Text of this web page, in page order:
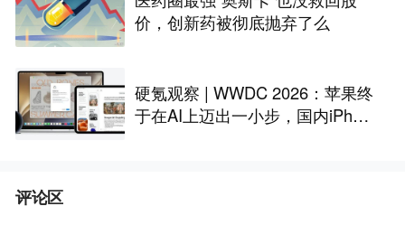
价，创新药被彻底抛弃了么
硬氪观察 | WWDC 2026：苹果终
于在AI上迈出一小步，国内iPhon
评论区